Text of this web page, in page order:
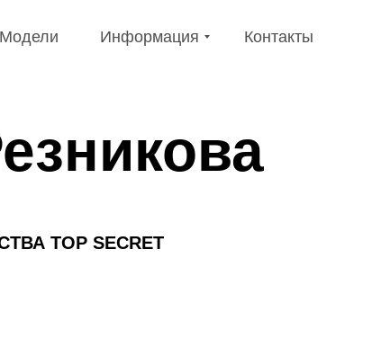
Информация Контакты
Модели Контакты
Информация
TOP SECRET